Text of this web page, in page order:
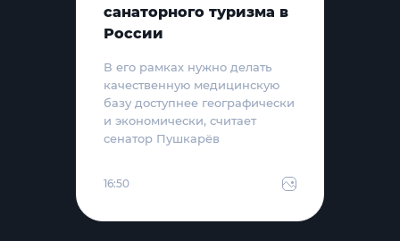
санаторного туризма в
России
В его рамках нужно делать
качественную медицинскую
базу доступнее географически
и экономически, считает
сенатор Пушкарёв
16:50